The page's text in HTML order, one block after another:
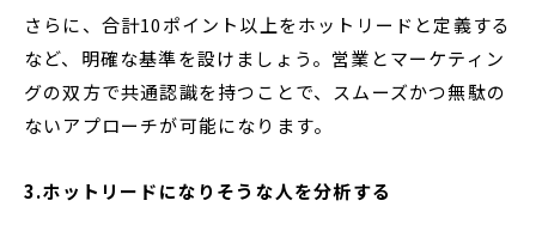
さらに、合計10ポイント以上をホットリードと定義する
など、明確な基準を設けましょう。営業とマーケティン
グの双方で共通認識を持つことで、スムーズかつ無駄の
ないアプローチが可能になります。
3.ホットリードになりそうな人を分析する